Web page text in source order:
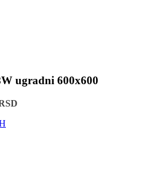
ugradni 600x600